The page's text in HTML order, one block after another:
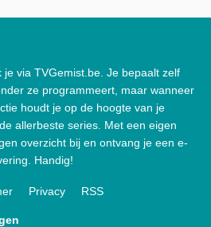
je via TVGemist.be. Je bepaalt zelf
ze programmeert, maar wanneer
houdt je op de hoogte van je
allerbeste series. Met een eigen
overzicht bij en ontvang je een e-
Handig!
Privacy RSS